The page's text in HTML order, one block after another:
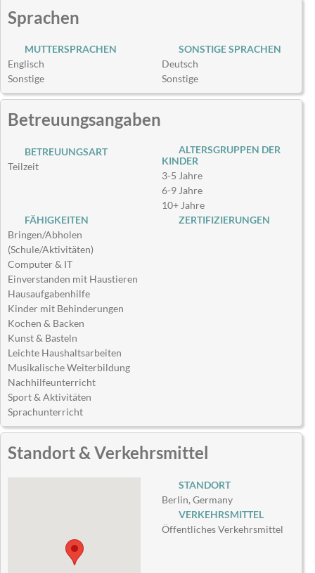
Sprachen
MUTTERSPRACHEN
Englisch
Sonstige
SONSTIGE SPRACHEN
Deutsch
Sonstige
Betreuungsangaben
BETREUUNGSART
Teilzeit
ALTERSGRUPPEN DER
KINDER
3-5 Jahre
6-9 Jahre
10+ Jahre
FÄHIGKEITEN
Bringen/Abholen
(Schule/Aktivitäten)
Computer & IT
Einverstanden mit Haustieren
Hausaufgabenhilfe
Kinder mit Behinderungen
Kochen & Backen
Kunst & Basteln
Leichte Haushaltsarbeiten
Musikalische Weiterbildung
Nachhilfeunterricht
Sport & Aktivitäten
Sprachunterricht
ZERTIFIZIERUNGEN
Standort & Verkehrsmittel
STANDORT
Berlin, Germany
VERKEHRSMITTEL
Öffentliches Verkehrsmittel